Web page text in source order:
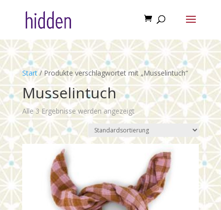
Start/ Produkte verschlagwortet mit „Musselintuch“
Musselintuch
Alle 3 Ergebnisse werden angezeigt